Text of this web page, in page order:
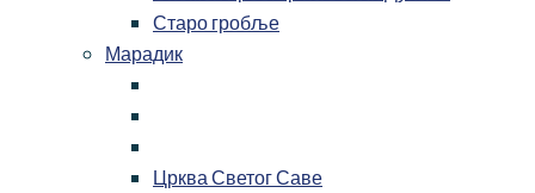
Старо гробље
Марадик
Црква Светог Саве